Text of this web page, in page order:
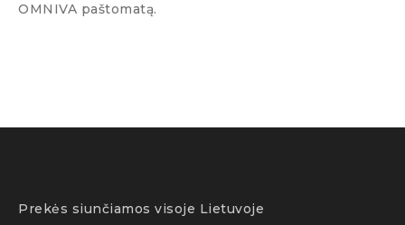
OMNIVA paštomatą.
Prekės siunčiamos visoje Lietuvoje